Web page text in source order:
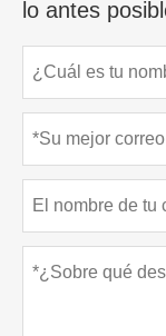
lo antes